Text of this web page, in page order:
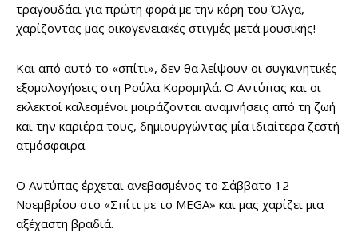
τραγουδάει για πρώτη φορά με την κόρη του Όλγα,
χαρίζοντας μας οικογενειακές στιγμές μετά μουσικής!
Και από αυτό το «σπίτι», δεν θα λείψουν οι συγκινητικές
εξομολογήσεις στη Ρούλα Κορομηλά. Ο Αντύπας και οι
εκλεκτοί καλεσμένοι μοιράζονται αναμνήσεις από τη ζωή
και την καριέρα τους, δημιουργώντας μία ιδιαίτερα ζεστή
ατμόσφαιρα.
Ο Αντύπας έρχεται ανεβασμένος το Σάββατο 12
Νοεμβρίου στο «Σπίτι με το MEGA» και μας χαρίζει μια
αξέχαστη βραδιά.